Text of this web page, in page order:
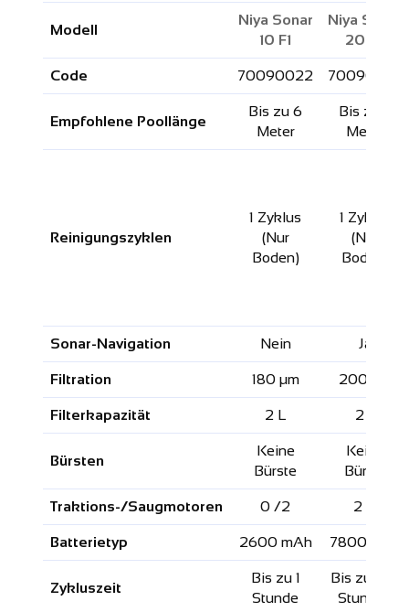
Modell
Niya Sonar
10 F1
Niya Sonar
20 F2
Code 70090022 70090023
Empfohlene Poollänge
Bis zu 6
Meter
Bis zu 8
Meter
Reinigungszyklen
1 Zyklus
(Nur
Boden)
1 Zyklus
(Nur
Boden)
Sonar-Navigation Nein Ja
Filtration 180 µm 200 µm
Filterkapazität 2 L 2 L
Bürsten
Keine
Bürste
Keine
Bürste
Traktions-/Saugmotoren 0 /2 2 /1
Batterietyp 2600 mAh 7800 mAh
Zykluszeit
Bis zu 1
Stunde
Bis zu 1:30
Stunden